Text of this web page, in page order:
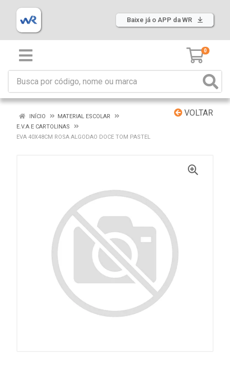
Baixe já o APP da WR
0
VOLTAR
INÍCIO
MATERIAL ESCOLAR
E.V.A E CARTOLINAS
EVA 40X48CM ROSA ALGODAO DOCE TOM PASTEL